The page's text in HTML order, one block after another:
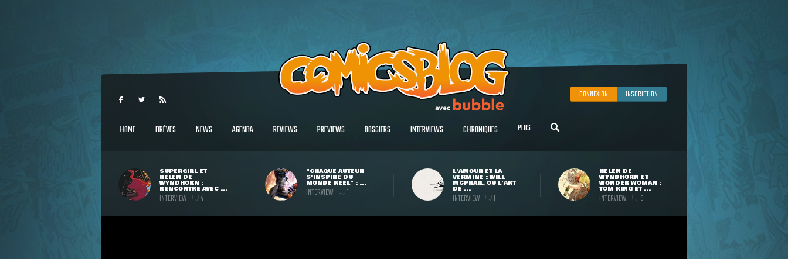
CONNEXION INSCRIPTION
HOME BRÈVES NEWS AGENDA REVIEWS PREVIEWS DOSSIERS INTERVIEWS CHRONIQUES PLUS
SUPERGIRL ET
HELEN DE
WYNDHORN :
RENCONTRE AVEC ...
INTERVIEW 4
"CHAQUE AUTEUR
S'INSPIRE DU
MONDE RÉEL" : ...
INTERVIEW 1
L'AMOUR ET LA
VERMINE : WILL
MCPHAIL, OU L'ART
DE ...
INTERVIEW 1
HELEN DE
WYNDHORN ET
WONDER WOMAN :
TOM KING ET ...
INTERVIEW 3